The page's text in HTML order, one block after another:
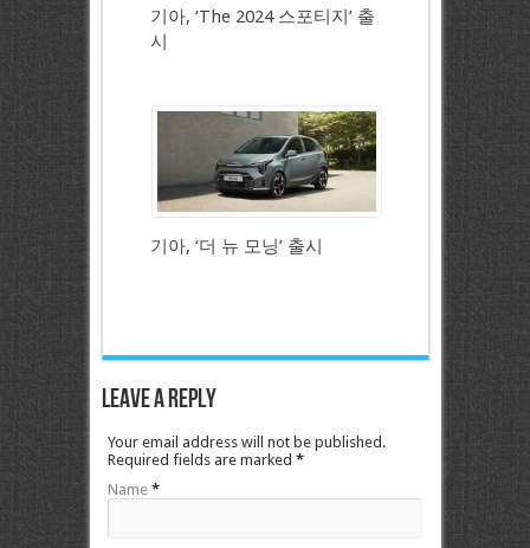
기아, ‘The 2024 스포티지’ 출
시
기아, ‘더 뉴 모닝’ 출시
Leave a Reply
Your email address will not be published.
Required fields are marked *
Name *